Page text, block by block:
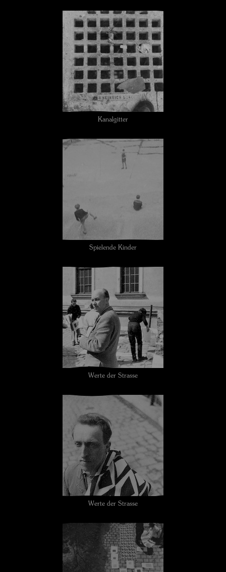
Kanalgitter
Spielende Kinder
Werte der Strasse
Werte der Strasse